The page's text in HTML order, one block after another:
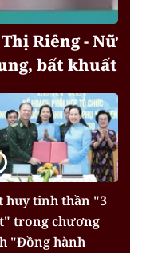
Riêng - Nữ
bất khuất
huy tinh thần "3
trong chương
"Đồng hành